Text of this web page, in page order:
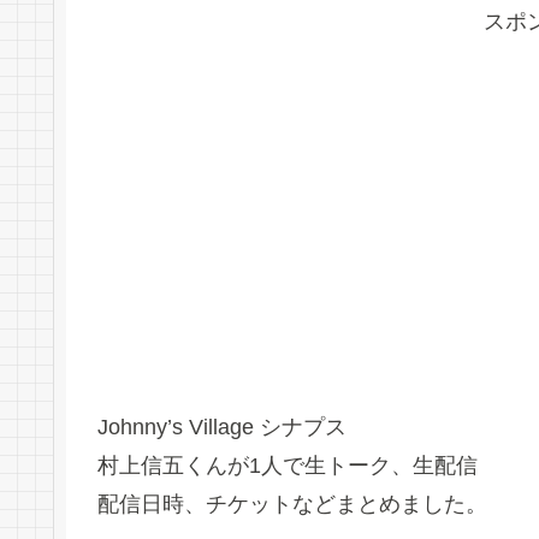
スポ
Johnny’s Village シナプス
村上信五くんが1人で生トーク、生配信
配信日時、チケットなどまとめました。